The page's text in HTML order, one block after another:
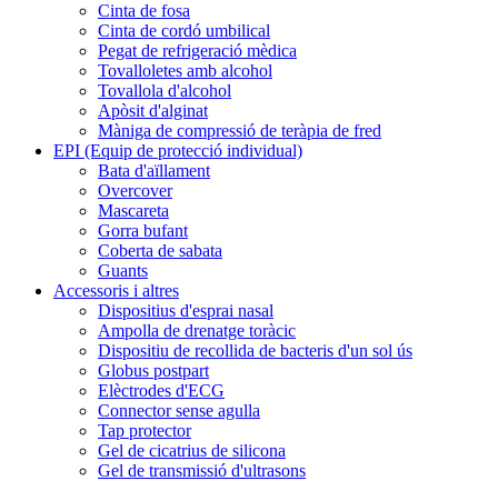
Cinta de fosa
Cinta de cordó umbilical
Pegat de refrigeració mèdica
Tovalloletes amb alcohol
Tovallola d'alcohol
Apòsit d'alginat
Màniga de compressió de teràpia de fred
EPI (Equip de protecció individual)
Bata d'aïllament
Overcover
Mascareta
Gorra bufant
Coberta de sabata
Guants
Accessoris i altres
Dispositius d'esprai nasal
Ampolla de drenatge toràcic
Dispositiu de recollida de bacteris d'un sol ús
Globus postpart
Elèctrodes d'ECG
Connector sense agulla
Tap protector
Gel de cicatrius de silicona
Gel de transmissió d'ultrasons